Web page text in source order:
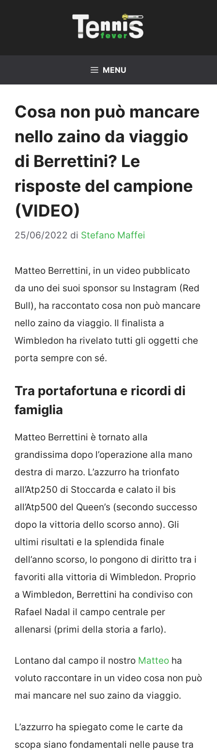
MENU
Cosa non può mancare
nello zaino da viaggio
di Berrettini? Le
risposte del campione
(VIDEO)
25/06/2022 di Stefano Maffei
Matteo Berrettini, in un video pubblicato
da uno dei suoi sponsor su Instagram (Red
Bull), ha raccontato cosa non può mancare
nello zaino da viaggio. Il finalista a
Wimbledon ha rivelato tutti gli oggetti che
porta sempre con sé.
Tra portafortuna e ricordi di
famiglia
Matteo Berrettini è tornato alla
grandissima dopo l’operazione alla mano
destra di marzo. L’azzurro ha trionfato
all’Atp250 di Stoccarda e calato il bis
all’Atp500 del Queen’s (secondo successo
dopo la vittoria dello scorso anno). Gli
ultimi risultati e la splendida finale
dell’anno scorso, lo pongono di diritto tra i
favoriti alla vittoria di Wimbledon. Proprio
a Wimbledon, Berrettini ha condiviso con
Rafael Nadal il campo centrale per
allenarsi (primi della storia a farlo).
Lontano dal campo il nostro Matteo ha
voluto raccontare in un video cosa non può
mai mancare nel suo zaino da viaggio.
L’azzurro ha spiegato come le carte da
scopa siano fondamentali nelle pause tra